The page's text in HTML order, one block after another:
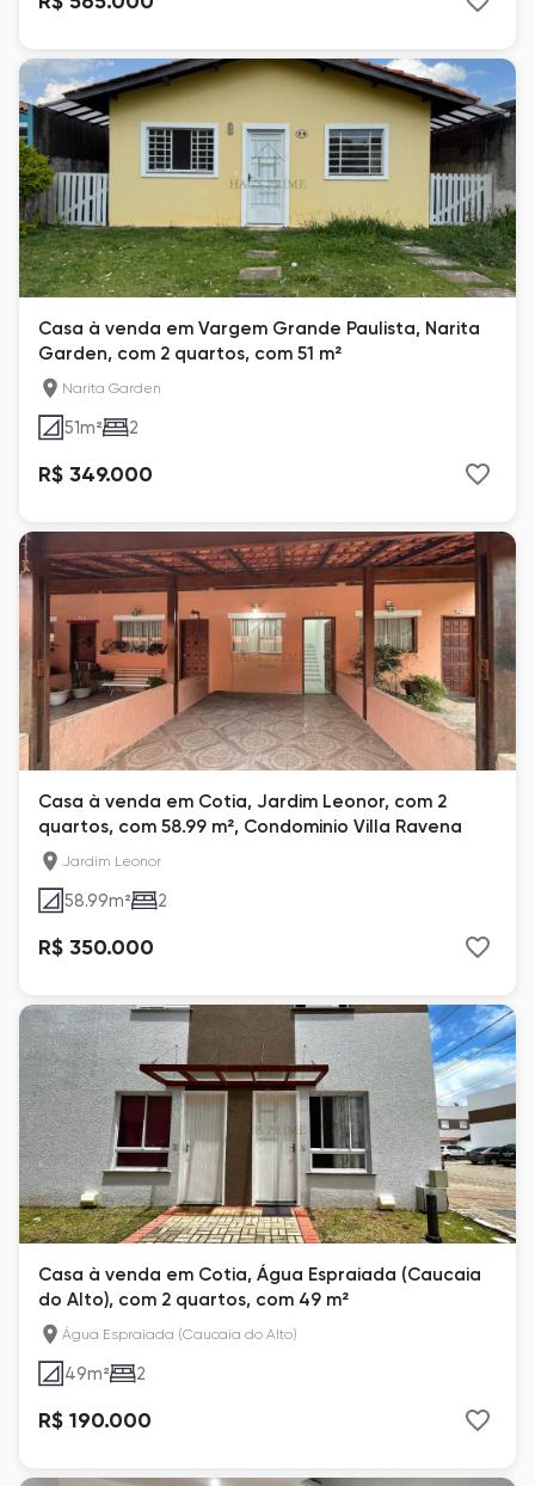
Casa à venda em Vargem Grande Paulista, Narita
Garden, com 2 quartos, com 51 m²
Narita Garden
51m² 2
R$ 349.000
Casa à venda em Cotia, Jardim Leonor, com 2
quartos, com 58.99 m², Condominio Villa Ravena
Jardim Leonor
58.99m² 2
R$ 350.000
Casa à venda em Cotia, Água Espraiada (Caucaia
do Alto), com 2 quartos, com 49 m²
Água Espraiada (Caucaia do Alto)
49m² 2
R$ 190.000